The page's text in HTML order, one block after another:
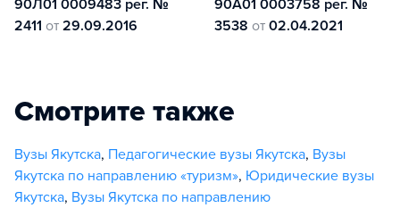
90Л01 0009483 рег. №
2411 от 29.09.2016
90А01 0003758 рег. №
3538 от 02.04.2021
Смотрите также
Вузы Якутска, Педагогические вузы Якутска, Вузы
Якутска по направлению «туризм», Юридические вузы
Якутска, Вузы Якутска по направлению